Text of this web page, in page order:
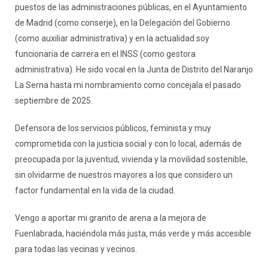
puestos de las administraciones públicas, en el Ayuntamiento
de Madrid (como conserje), en la Delegación del Gobierno
(como auxiliar administrativa) y en la actualidad soy
funcionaria de carrera en el INSS (como gestora
administrativa). He sido vocal en la Junta de Distrito del Naranjo
La Serna hasta mi nombramiento como concejala el pasado
septiembre de 2025.
Defensora de los servicios públicos, feminista y muy
comprometida con la justicia social y con lo local, además de
preocupada por la juventud, vivienda y la movilidad sostenible,
sin olvidarme de nuestros mayores a los que considero un
factor fundamental en la vida de la ciudad.
Vengo a aportar mi granito de arena a la mejora de
Fuenlabrada, haciéndola más justa, más verde y más accesible
para todas las vecinas y vecinos.